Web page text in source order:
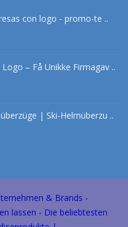
con logo - promo-te ..
– Få Unikke Firmagav ..
| Ski-Helmüberzu ..
& Brands -
lassen - Die beliebtesten